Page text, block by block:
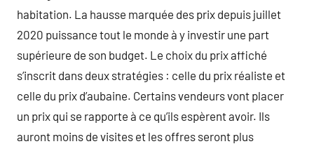
habitation. La hausse marquée des prix depuis juillet
2020 puissance tout le monde à y investir une part
supérieure de son budget. Le choix du prix affiché
s’inscrit dans deux stratégies : celle du prix réaliste et
celle du prix d’aubaine. Certains vendeurs vont placer
un prix qui se rapporte à ce qu’ils espèrent avoir. Ils
auront moins de visites et les offres seront plus